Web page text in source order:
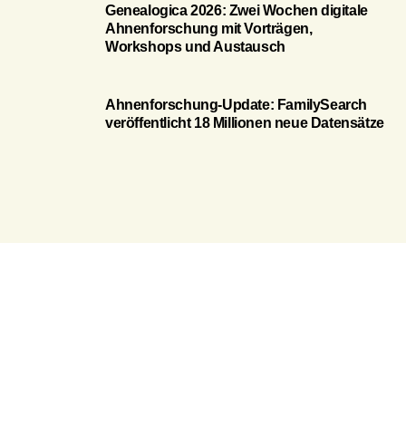
Genealogica 2026: Zwei Wochen digitale
Ahnenforschung mit Vorträgen,
Workshops und Austausch
Ahnenforschung-Update: FamilySearch
veröffentlicht 18 Millionen neue Datensätze